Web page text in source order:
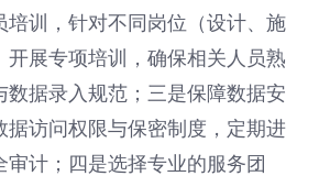
培训，针对不同岗位（设计、施
开展专项培训，确保相关人员熟
数据录入规范；三是保障数据安
据访问权限与保密制度，定期进
审计；四是选择专业的服务团